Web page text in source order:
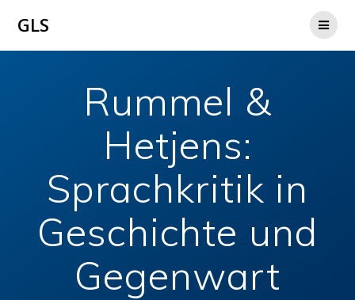
GLS
Rummel &
Hetjens:
Sprachkritik in
Geschichte und
Gegenwart